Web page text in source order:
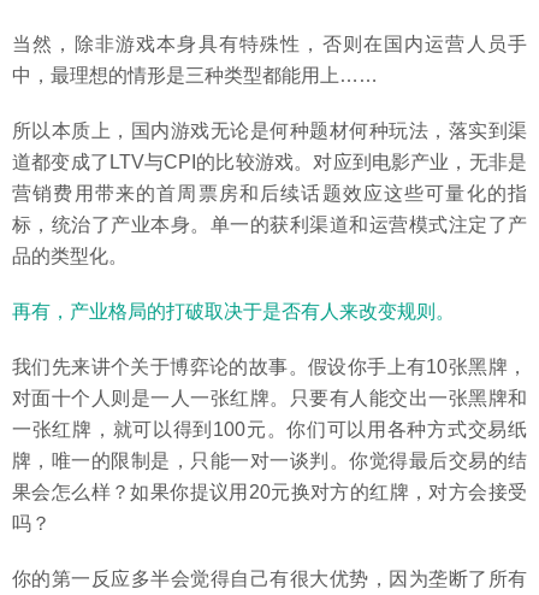
当然，除非游戏本身具有特殊性，否则在国内运营人员手
中，最理想的情形是三种类型都能用上……
所以本质上，国内游戏无论是何种题材何种玩法，落实到渠
道都变成了LTV与CPI的比较游戏。对应到电影产业，无非是
营销费用带来的首周票房和后续话题效应这些可量化的指
标，统治了产业本身。单一的获利渠道和运营模式注定了产
品的类型化。
再有，产业格局的打破取决于是否有人来改变规则。
我们先来讲个关于博弈论的故事。假设你手上有10张黑牌，
对面十个人则是一人一张红牌。只要有人能交出一张黑牌和
一张红牌，就可以得到100元。你们可以用各种方式交易纸
牌，唯一的限制是，只能一对一谈判。你觉得最后交易的结
果会怎么样？如果你提议用20元换对方的红牌，对方会接受
吗？
你的第一反应多半会觉得自己有很大优势，因为垄断了所有